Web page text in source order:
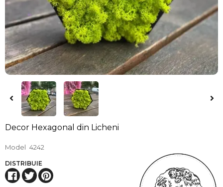
Decor Hexagonal din Licheni
Model 4242
DISTRIBUIE